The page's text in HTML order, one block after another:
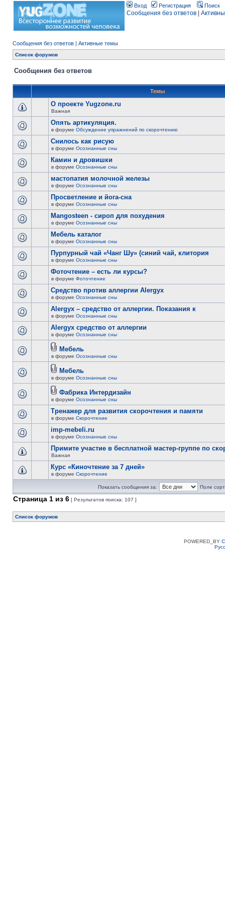
Вход Регистрация Поиск
Сообщения без ответов
Сообщения без ответов | Активные темы
Список форумов
Сообщения без ответов
Темы
О проекте Yugzone.ru
Важная
Опять артикуляция.
в форуме Обсуждение упражнений по скорочтению
Снилось как рисую
в форуме Осознанные сны
Камин и дровишки
в форуме Осознанные сны
мастопатия молочной железы
в форуме Осознанные сны
Просветление и йога-сна
в форуме Осознанные сны
Mangosteen - сироп для похудения
в форуме Осознанные сны
Мебель каталог
в форуме Осознанные сны
Пурпурный чай «Чанг Шу» (синий чай, клитория
в форуме Осознанные сны
Фоточтение – есть ли курсы?
в форуме Фоточтение
Cредство против аллергии Alergyx
в форуме Осознанные сны
Alergyx – средство от аллергии. Показания к
в форуме Осознанные сны
Alergyx средство от аллергии
в форуме Осознанные сны
Мебель
в форуме Осознанные сны
Мебель
в форуме Осознанные сны
Фабрика Интердизайн
в форуме Осознанные сны
Тренажер для развития скорочтения и памяти
в форуме Скорочтение
imp-mebeli.ru
в форуме Осознанные сны
Примите участие в бесплатной мастер-группе по
Важная
Курс «Киночтение за 7 дней»
в форуме Скорочтение
Показать сообщения за: Поле
Страница 1 из 6 [ Результатов поиска: 107 ]
Список форумов
POWERED_BY